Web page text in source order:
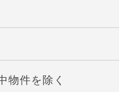
物件を除く